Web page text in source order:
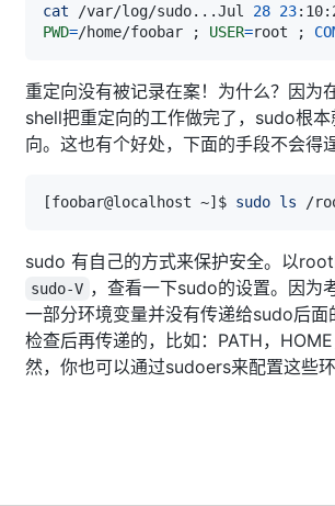
cat /var/log/sudo.. .Jul 28 23
PWD=/home/foobar ; USER=root ;
重定向没有被记录在案！为什么？因为
shell把重定向的工作做完了，sudo根
向。这也有个好处，下面的手段不会得逞
[foobar@localhost ~] $ sudo ls /
sudo 有自己的方式来保护安全。以
sudo-V ，查看一下sudo的设置。因为
一部分环境变量并没有传递给sudo后面
检查后再传递的，比如：PATH，
然，你也可以通过sudoers来配置这些环